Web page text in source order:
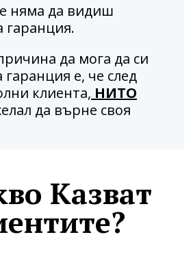
няма да видиш
гаранция.
да мога да си
гаранция е, че след
клиента, НИТО
да върне своя
Казват